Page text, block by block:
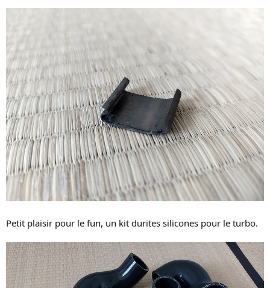
Petit plaisir pour le fun, un kit durites silicones pour le turbo.